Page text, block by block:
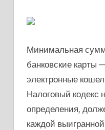
Минимальная
банковские карты
электронные
Налоговый кодекс
определения,
каждой